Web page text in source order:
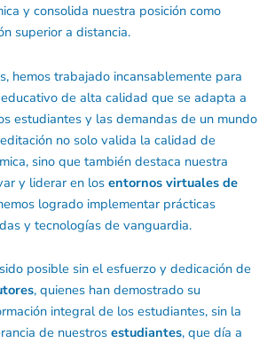
y consolida nuestra posición como
superior a distancia.
hemos trabajado incansablemente para
de alta calidad que se adapta a
estudiantes y las demandas de un mundo
no solo valida la calidad de
sino que también destaca nuestra
y liderar en los entornos virtuales de
logrado implementar prácticas
y tecnologías de vanguardia.
posible sin el esfuerzo y dedicación de
, quienes han demostrado su
integral de los estudiantes, sin la
de nuestros estudiantes, que día a